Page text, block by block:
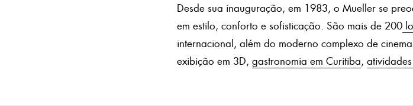
Desde sua inauguração, em 1983, o Mueller se
em estilo, conforto e sofisticação. São mais de 200
internacional, além do moderno complexo de
exibição em 3D, gastronomia em Curitiba,